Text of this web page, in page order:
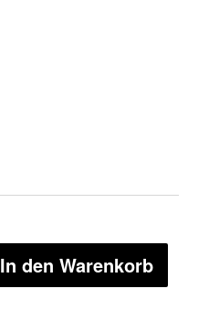
In den Warenkorb